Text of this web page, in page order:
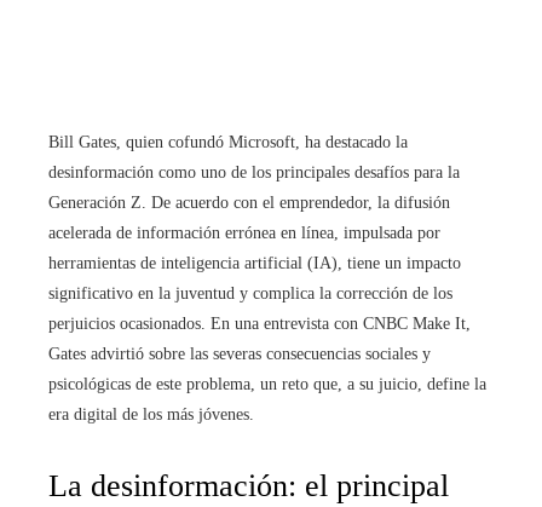
Bill Gates, quien cofundó Microsoft, ha destacado la
desinformación como uno de los principales desafíos para la
Generación Z. De acuerdo con el emprendedor, la difusión
acelerada de información errónea en línea, impulsada por
herramientas de inteligencia artificial (IA), tiene un impacto
significativo en la juventud y complica la corrección de los
perjuicios ocasionados. En una entrevista con CNBC Make It,
Gates advirtió sobre las severas consecuencias sociales y
psicológicas de este problema, un reto que, a su juicio, define la
era digital de los más jóvenes.
La desinformación: el principal